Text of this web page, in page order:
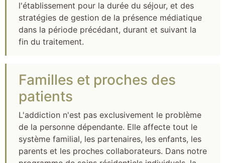
l'établissement pour la durée du séjour, et des
stratégies de gestion de la présence médiatique
dans la période précédant, durant et suivant la
fin du traitement.
Familles et proches des
patients
L'addiction n'est pas exclusivement le problème
de la personne dépendante. Elle affecte tout le
système familial, les partenaires, les enfants, les
parents et les proches collaborateurs. Dans notre